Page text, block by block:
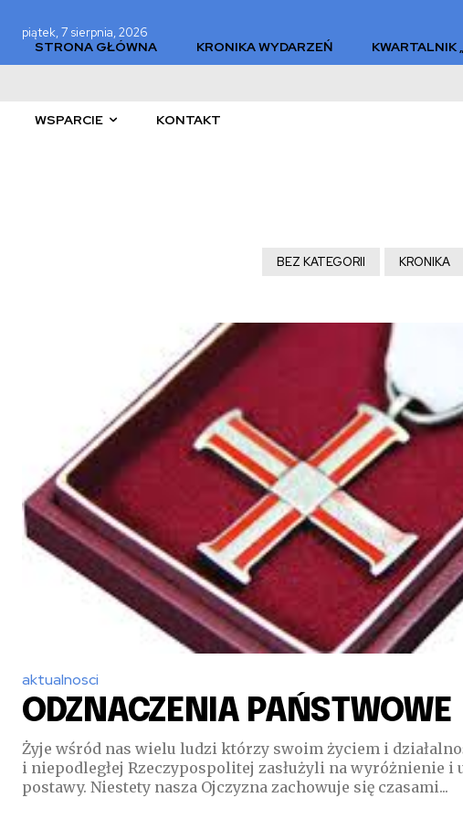
piątek, 7 sierpnia, 2026
STRONA GŁÓWNA KRONIKA WYDARZEŃ KWARTALNIK
WSPARCIE KONTAKT
BEZ KATEGORII KRONIKA
aktualnosci
ODZNACZENIA PAŃSTWOWE
Żyje wśród nas wielu ludzi którzy swoim życiem i
i niepodległej Rzeczypospolitej zasłużyli na wyróżnienie i
postawy. Niestety nasza Ojczyzna zachowuje się czasami...